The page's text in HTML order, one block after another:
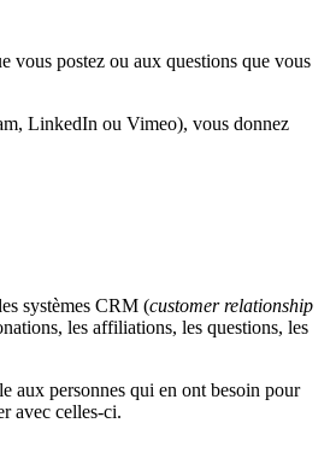
vous postez ou aux questions que vous
LinkedIn ou Vimeo), vous donnez
systèmes CRM (customer relationship
les affiliations, les questions, les
aux personnes qui en ont besoin pour
avec celles-ci.